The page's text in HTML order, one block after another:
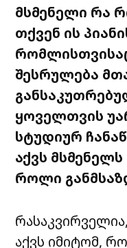
მსმენელი რა
თქვენ ის
შესრულება
ყოველთვის
სტუდიურ
აქვს მსმენელს
როლი
რასაკვირველია,
აქვს იმიტომ,